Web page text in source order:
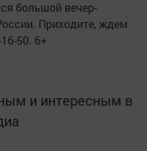
большой вечер-
Приходите, ждем
50. 6+
и интересным в